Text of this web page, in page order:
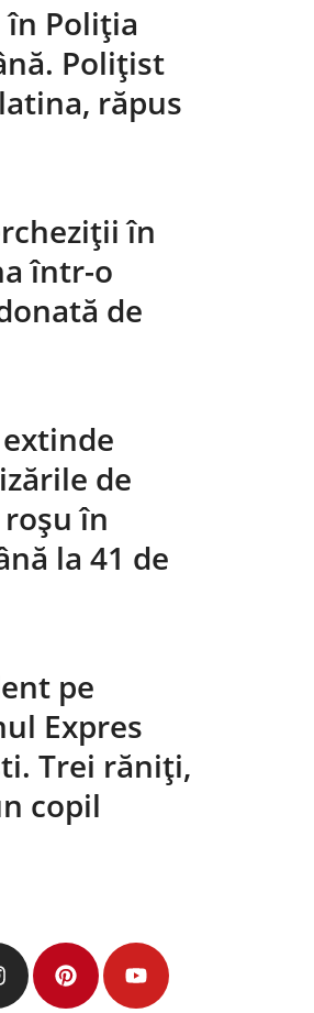
în Poliția
Polițist
răpus
în
într-o
de
de
în
la 41 de
pe
Expres
Trei răniți,
copil